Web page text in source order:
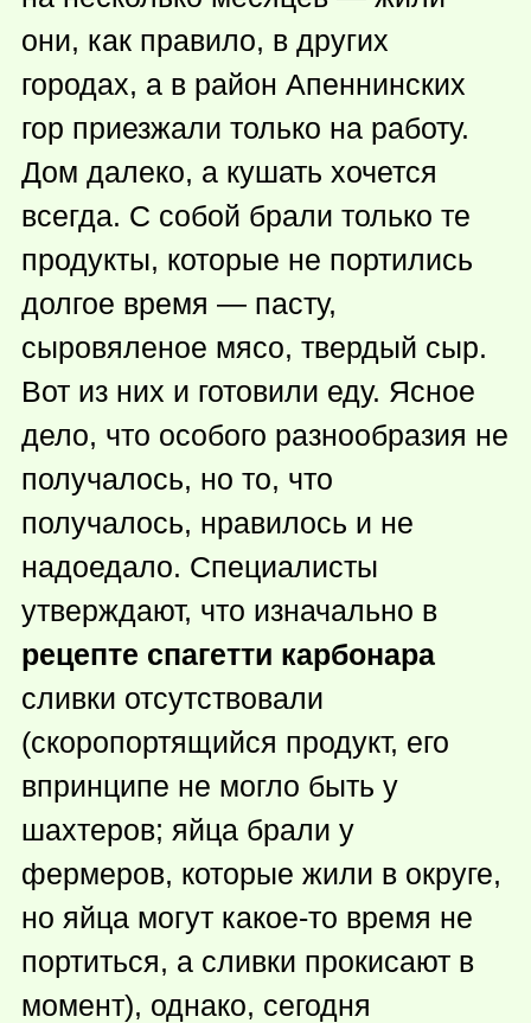
они, как правило, в других
городах, а в район Апеннинских
гор приезжали только на работу.
Дом далеко, а кушать хочется
всегда. С собой брали только те
продукты, которые не портились
долгое время — пасту,
сыровяленое мясо, твердый сыр.
Вот из них и готовили еду. Ясное
дело, что особого разнообразия не
получалось, но то, что
получалось, нравилось и не
надоедало. Специалисты
утверждают, что изначально в
рецепте спагетти карбонара
сливки отсутствовали
(скоропортящийся продукт, его
впринципе не могло быть у
шахтеров; яйца брали у
фермеров, которые жили в округе,
но яйца могут какое-то время не
портиться, а сливки прокисают в
момент), однако, сегодня